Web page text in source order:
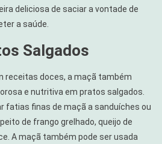
deliciosa de saciar a vontade de
a saúde.
Salgados
receitas doces, a maçã também
e nutritiva em pratos salgados.
fatias finas de maçã a sanduíches ou
de frango grelhado, queijo de
A maçã também pode ser usada